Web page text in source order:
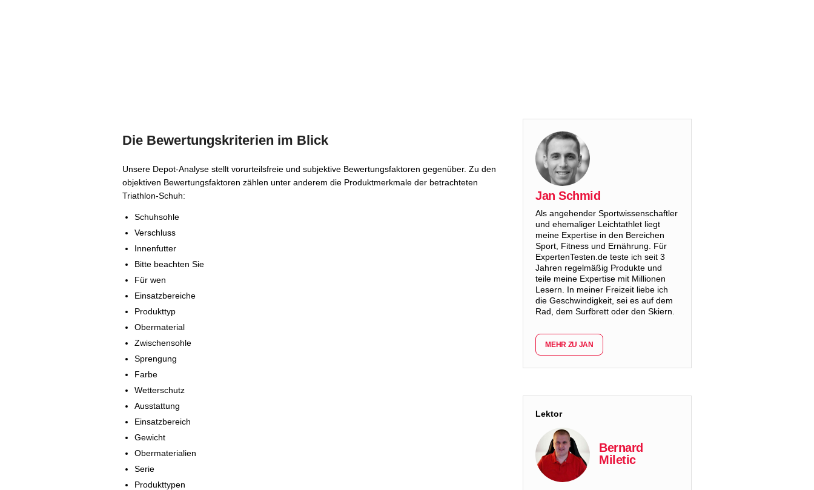
Die Bewertungskriterien im Blick
Unsere Depot-Analyse stellt vorurteilsfreie und subjektive Bewertungsfaktoren gegenüber. Zu den
objektiven Bewertungsfaktoren zählen unter anderem die Produktmerkmale der betrachteten
Triathlon-Schuh:
Schuhsohle
Verschluss
Innenfutter
Bitte beachten Sie
Für wen
Einsatzbereiche
Produkttyp
Obermaterial
Zwischensohle
Sprengung
Farbe
Wetterschutz
Ausstattung
Einsatzbereich
Gewicht
Obermaterialien
Serie
Produkttypen
Jan Schmid
Als angehender Sportwissenschaftler
und ehemaliger Leichtathlet liegt
meine Expertise in den Bereichen
Sport, Fitness und Ernährung. Für
ExpertenTesten.de teste ich seit 3
Jahren regelmäßig Produkte und
teile meine Expertise mit Millionen
Lesern. In meiner Freizeit liebe ich
die Geschwindigkeit, sei es auf dem
Rad, dem Surfbrett oder den Skiern.
MEHR ZU JAN
Lektor
Bernard
Miletic